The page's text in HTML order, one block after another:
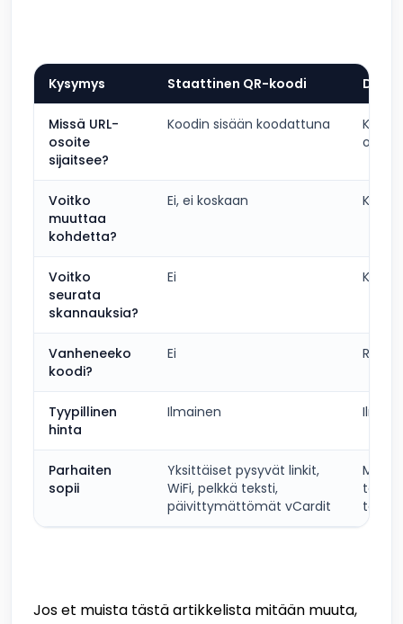
Kysymys Staattinen QR-koodi
Missä URL-
osoite
sijaitsee?
Koodin sisään koodattuna
Koodi
Voitko
muuttaa
kohdetta?
Ei, ei koskaan Kyllä,
Voitko
seurata
skannauksia?
Ei Kyllä
Vanheneeko
koodi?
Ei
Tyypillinen
hinta
Ilmainen
Parhaiten
sopii
Yksittäiset pysyvät linkit,
WiFi, pelkkä teksti,
päivittymättömät vCardit
Mikä
Jos et muista tästä artikkelista mitään muuta,